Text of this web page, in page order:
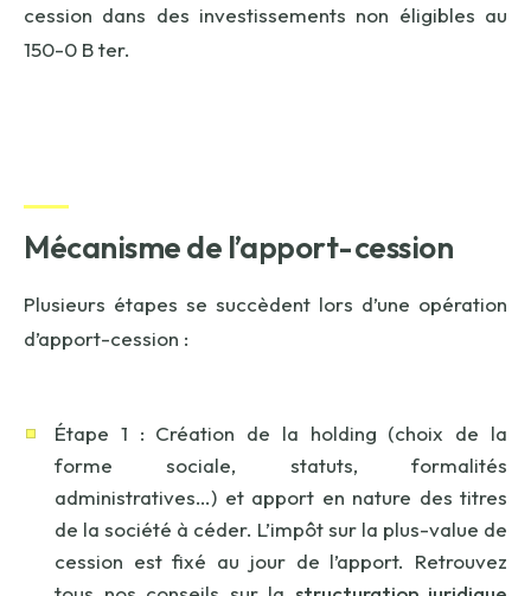
cession dans des investissements non éligibles au
150-0 B ter.
Mécanisme de l’apport-cession
Plusieurs étapes se succèdent lors d’une opération
d’apport-cession :
Étape 1 : Création de la holding (choix de la
forme sociale, statuts, formalités
administratives…) et apport en nature des titres
de la société à céder. L’impôt sur la plus-value de
cession est fixé au jour de l’apport. Retrouvez